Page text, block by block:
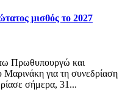
μισθός το 2027
Πρωθυπουργώ και
για τη συνεδρίαση
σήμερα, 31...